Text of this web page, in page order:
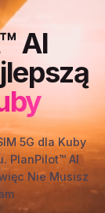
AI
5G dla Kuby
PlanPilot™ AI
Nie Musisz